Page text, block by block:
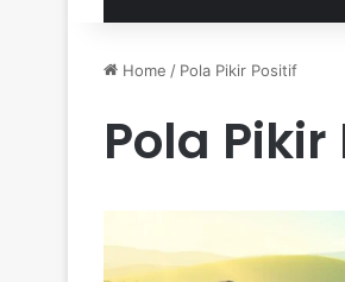
Home / Pola Pikir Positif
Pola